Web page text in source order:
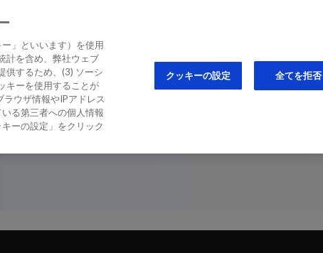
よる受け持ち患者の事例報告
」といいます）を使用
計を含め、弊社ウェブ
供するため、(3) ソーシ
キーを使用することが
ウザ情報やIPアドレス
る第三者への個人情報
ーの設定」をクリック
クッキーの設定 全てを拒否